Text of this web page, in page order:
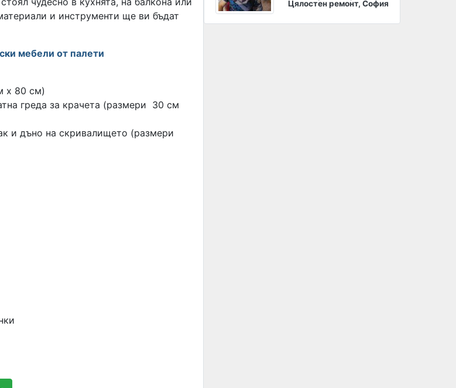
и инструменти ще ви бъдат
мебели от палети
х 80 см)
греда за крачета (размери 30 см
и дъно на скривалището (размери
Цялостен ремонт, София